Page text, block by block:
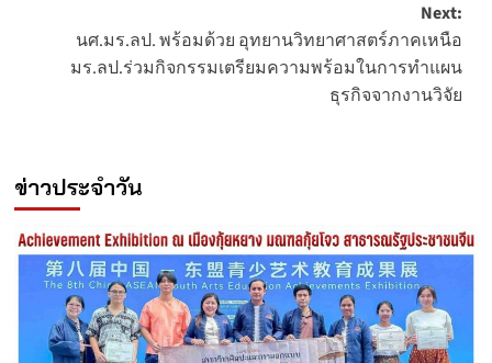
Next:
นศ.มร.ลป. พร้อมด้วย อุทยานวิทยาศาสตร์ภาคเหนือ
มร.ลป.ร่วมกิจกรรมเตรียมความพร้อมในการทำแผน
ธุรกิจจากงานวิจัย
ข่าวประจำวัน